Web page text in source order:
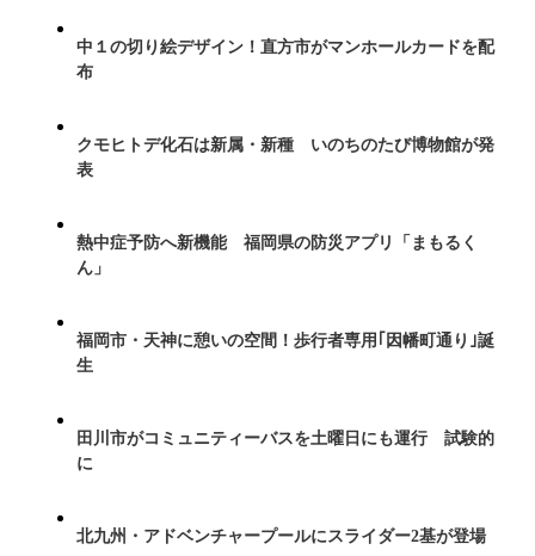
中１の切り絵デザイン！直方市がマンホールカードを配
布
クモヒトデ化石は新属・新種 いのちのたび博物館が発
表
熱中症予防へ新機能 福岡県の防災アプリ「まもるく
ん」
福岡市・天神に憩いの空間！歩行者専用｢因幡町通り｣誕
生
田川市がコミュニティーバスを土曜日にも運行 試験的
に
北九州・アドベンチャープールにスライダー2基が登場